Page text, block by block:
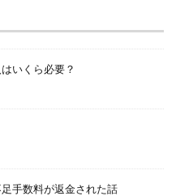
いくら必要？
手数料が返金された話